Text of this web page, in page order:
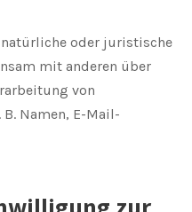
oder juristische
mit anderen über
von
Namen, E-Mail-